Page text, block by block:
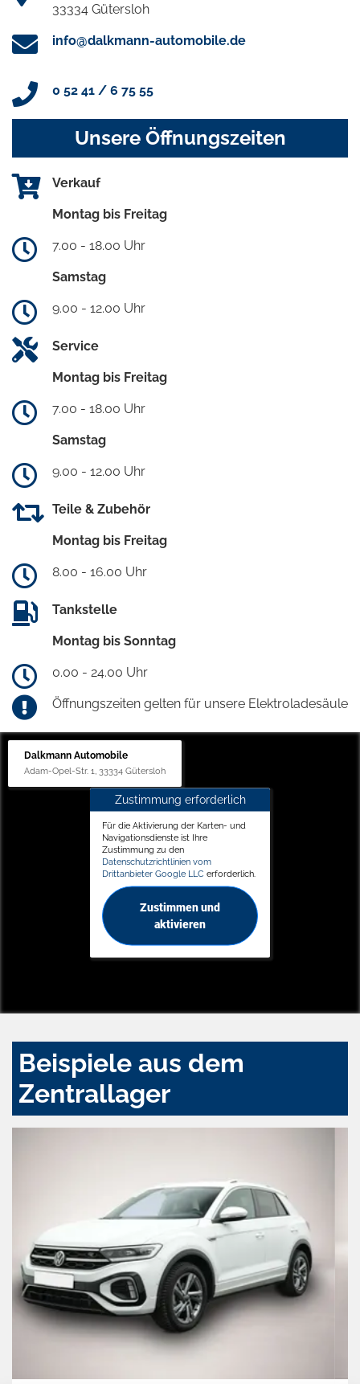
33334 Gütersloh
info@dalkmann-automobile.de
0 52 41 / 6 75 55
Unsere Öffnungszeiten
Verkauf
Montag bis Freitag
7.00 - 18.00 Uhr
Samstag
9.00 - 12.00 Uhr
Service
Montag bis Freitag
7.00 - 18.00 Uhr
Samstag
9.00 - 12.00 Uhr
Teile & Zubehör
Montag bis Freitag
8.00 - 16.00 Uhr
Tankstelle
Montag bis Sonntag
0.00 - 24.00 Uhr
Öffnungszeiten gelten für unsere Elektroladesäule
Dalkmann Automobile
Adam-Opel-Str. 1, 33334 Gütersloh
Zustimmung erforderlich
Für die Aktivierung der Karten- und
Navigationsdienste ist Ihre
Zustimmung zu den
Datenschutzrichtlinien vom
Drittanbieter Google LLC erforderlich.
Zustimmen und
aktivieren
Beispiele aus dem
Zentrallager